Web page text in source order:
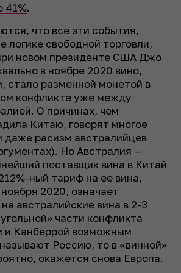
41%.
что все эти события,
логике свободной торговли,
новом президенте США Джо
в ноябре 2020 вино,
стало разменной монетой в
конфликте уже между
О причинах, чем
Китаю, говорят многое
даже расизм австралийцев
Но Австралия —
поставщик вина в Китай
ный тариф на ее вина,
2020, означает
австралийские вина в 2-3
части конфликта
Канберрой возможным
Россию, то в «винной»
окажется снова Европа.